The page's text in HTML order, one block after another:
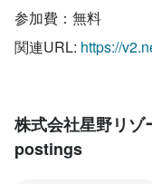
参加費：無料
関連URL: https://
株式会社星野リ
postings